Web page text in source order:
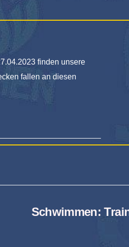
finden unsere
fallen an diesen
Schwimmen: